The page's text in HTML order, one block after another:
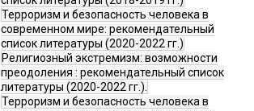
Терроризм и безопасность человека в
современном мире: рекомендательный
список литературы (2020-2022 гг.)
Религиозный экстремизм: возможности
преодоления : рекомендательный список
литературы (2020-2022 гг.).
Терроризм и безопасность человека в